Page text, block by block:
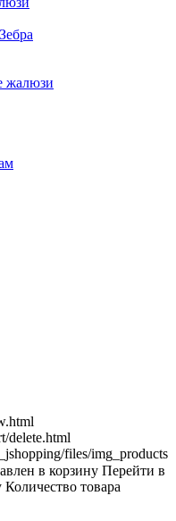
жалюзи
delete.html
files/img_products
в корзину Перейти в
Количество товара